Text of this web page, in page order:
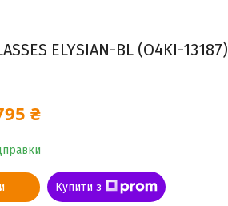
ELYSIAN-BL (O4KI-13187)
₴
Купити з